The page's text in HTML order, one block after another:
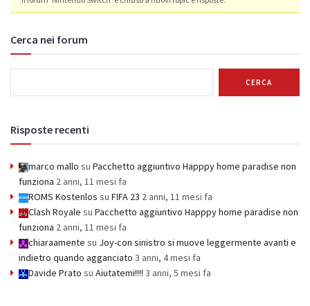
Cerca nei forum
Risposte recenti
marco mallo su Pacchetto aggiuntivo Happpy home paradise non
funziona 2 anni, 11 mesi fa
ROMS Kostenlos su FIFA 23 2 anni, 11 mesi fa
Clash Royale su Pacchetto aggiuntivo Happpy home paradise non
funziona 2 anni, 11 mesi fa
chiaraamente su Joy-con sinistro si muove leggermente avanti e
indietro quando agganciato 3 anni, 4 mesi fa
Davide Prato su Aiutatemi!!!! 3 anni, 5 mesi fa